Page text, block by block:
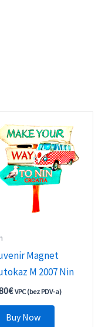
Magnet
M 2007 Nin
€ VPC (bez PDV-a)
Buy Now